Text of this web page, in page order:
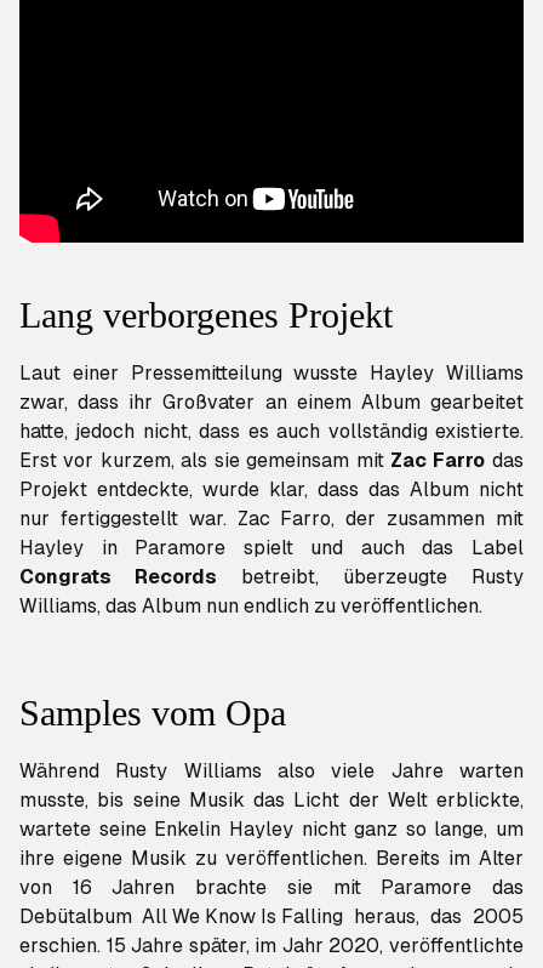
Lang verborgenes Projekt
Laut einer Pressemitteilung wusste Hayley Williams
zwar, dass ihr Großvater an einem Album gearbeitet
hatte, jedoch nicht, dass es auch vollständig existierte.
Erst vor kurzem, als sie gemeinsam mit Zac Farro das
Projekt entdeckte, wurde klar, dass das Album nicht
nur fertiggestellt war. Zac Farro, der zusammen mit
Hayley in Paramore spielt und auch das Label
Congrats Records betreibt, überzeugte Rusty
Williams, das Album nun endlich zu veröffentlichen.
Samples vom Opa
Während Rusty Williams also viele Jahre warten
musste, bis seine Musik das Licht der Welt erblickte,
wartete seine Enkelin Hayley nicht ganz so lange, um
ihre eigene Musik zu veröffentlichen. Bereits im Alter
von 16 Jahren brachte sie mit Paramore das
Debütalbum All We Know Is Falling heraus, das 2005
erschien. 15 Jahre später, im Jahr 2020, veröffentlichte